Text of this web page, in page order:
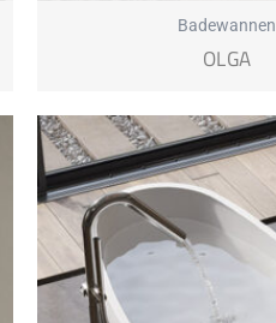
Badewannen
OLGA